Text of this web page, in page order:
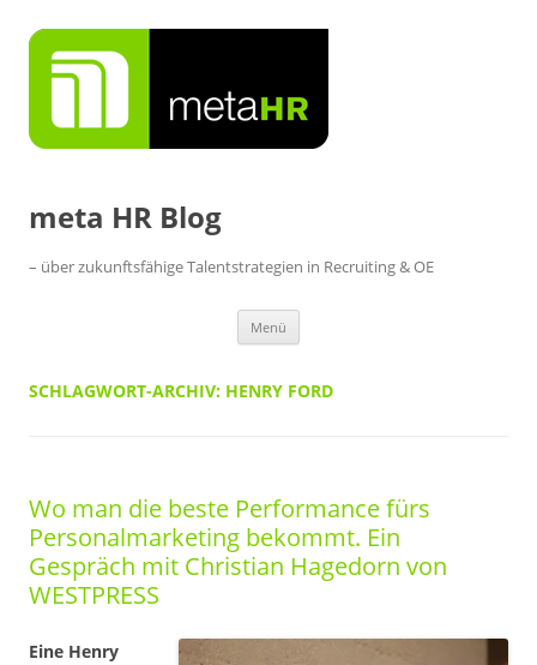
Inhalt
springen
meta HR Blog
– über zukunftsfähige Talentstrategien in Recruiting & OE
Menü
SCHLAGWORT-ARCHIV: HENRY FORD
Wo man die beste Performance fürs
Personalmarketing bekommt. Ein
Gespräch mit Christian Hagedorn von
WESTPRESS
Eine Henry